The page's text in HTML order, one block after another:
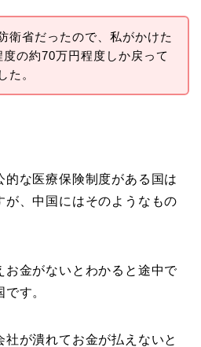
衛省だったので、私がかけた
の約70万円程度しか戻って
た。
的な医療保険制度がある国は
が、中国にはそのようなもの
お金がないとわかると途中で
す。
が潰れてお金が払えないと